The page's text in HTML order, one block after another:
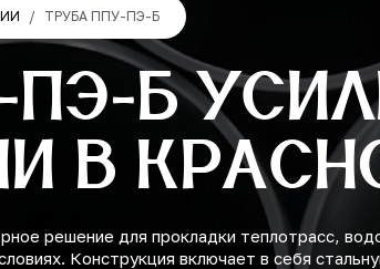
ТРУБА ППУ-ПЭ-Б
Б
В
решение для прокладки теплотрасс,
Конструкция включает в себя